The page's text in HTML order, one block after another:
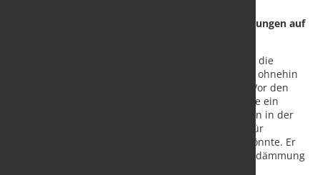
Politische Unsicherheit dämpft Frankreichs Hoffnungen auf
In Frankreich sind die Stahllieferanten nervös über die
Auswirkungen der politischen Unsicherheit auf die ohnehin
schon negative Wirtschaftsstimmung des Landes. Vor den
Wahlen in Frankreich am 30. Juni und 7. Juli deutete ein
befragter Abgeordneter an, dass ein Sieg der Linken in der
französischen Politik zu einer höheren Steuerlast für
Unternehmen führen und Investitionen schaden könnte. Er
fügte hinzu, dass ein Sieg der Rechten zu einer Eindämmung